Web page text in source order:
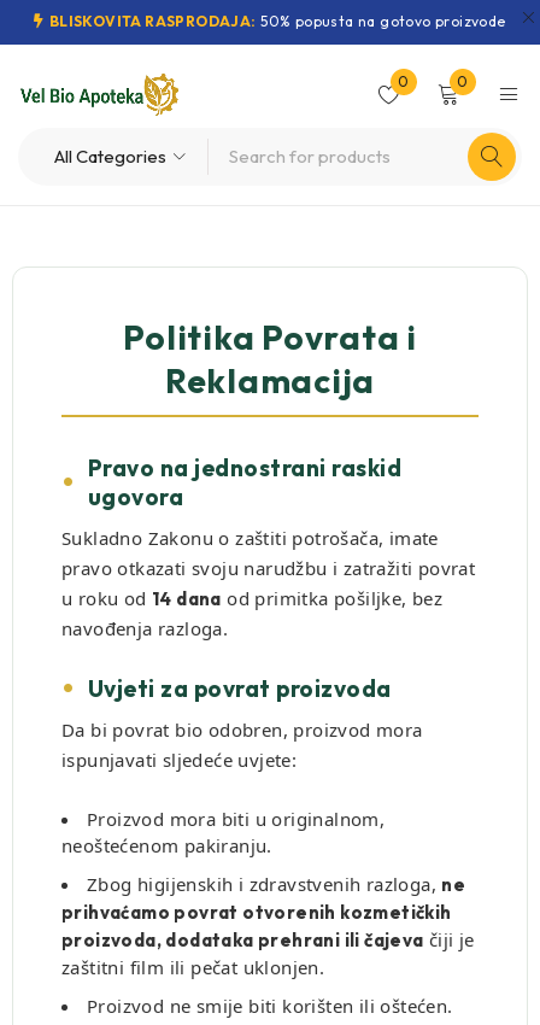
BLISKOVITA RASPRODAJA: 50% popusta na gotovo proizvode
0 0
Politika Povrata i
Reklamacija
Pravo na jednostrani raskid
ugovora
Sukladno Zakonu o zaštiti potrošača, imate
pravo otkazati svoju narudžbu i zatražiti povrat
u roku od 14 dana od primitka pošiljke, bez
navođenja razloga.
Uvjeti za povrat proizvoda
Da bi povrat bio odobren, proizvod mora
ispunjavati sljedeće uvjete:
Proizvod mora biti u originalnom,
neoštećenom pakiranju.
Zbog higijenskih i zdravstvenih razloga, ne
prihvaćamo povrat otvorenih kozmetičkih
proizvoda, dodataka prehrani ili čajeva čiji je
zaštitni film ili pečat uklonjen.
Proizvod ne smije biti korišten ili oštećen.